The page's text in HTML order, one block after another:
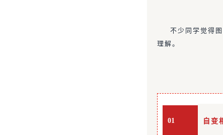
不少同学觉得
理解。
01 自变